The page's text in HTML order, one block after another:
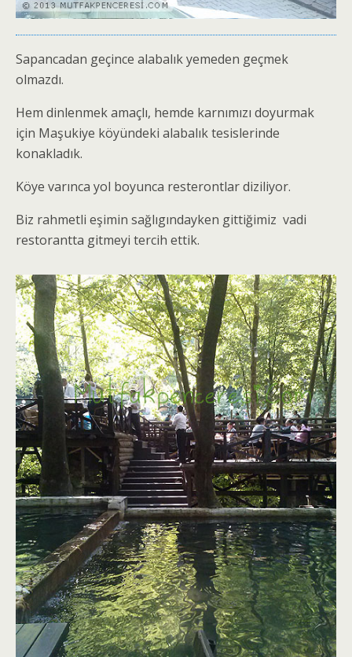
Sapancadan geçince alabalık yemeden geçmek
olmazdı.
Hem dinlenmek amaçlı, hemde karnımızı doyurmak
için Maşukiye köyündeki alabalık tesislerinde
konakladık.
Köye varınca yol boyunca resterontlar diziliyor.
Biz rahmetli eşimin sağlıgındayken gittiğimiz vadi
restorantta gitmeyi tercih ettik.